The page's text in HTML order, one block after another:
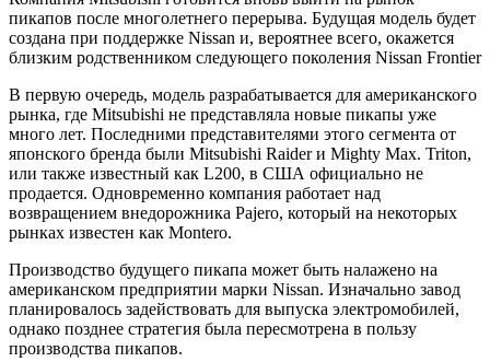
пикапов после многолетнего перерыва. Будущая модель будет
создана при поддержке Nissan и, вероятнее всего, окажется
близким родственником следующего поколения Nissan Frontier
В первую очередь, модель разрабатывается для американского
рынка, где Mitsubishi не представляла новые пикапы уже
много лет. Последними представителями этого сегмента от
японского бренда были Mitsubishi Raider и Mighty Max. Triton,
или также известный как L200, в США официально не
продается. Одновременно компания работает над
возвращением внедорожника Pajero, который на некоторых
рынках известен как Montero.
Производство будущего пикапа может быть налажено на
американском предприятии марки Nissan. Изначально завод
планировалось задействовать для выпуска электромобилей,
однако позднее стратегия была пересмотрена в пользу
производства пикапов.